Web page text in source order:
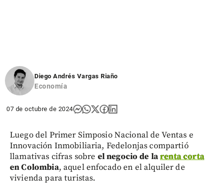
Diego Andrés Vargas Riaño
Economía
07 de octubre de 2024
Luego del Primer Simposio Nacional de Ventas e
Innovación Inmobiliaria, Fedelonjas compartió
llamativas cifras sobre el negocio de larenta corta
en Colombia, aquel enfocado en el alquiler de
vivienda para turistas.